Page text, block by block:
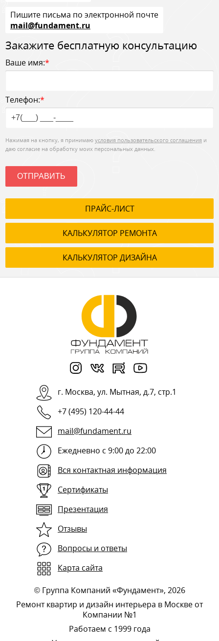
Пишите письма по электронной почте
mail@fundament.ru
Закажите бесплатную консультацию
Ваше имя:*
Телефон:*
Нажимая на кнопку, я принимаю условия пользовательского соглашения и
даю согласие на обработку моих персональных данных.
ОТПРАВИТЬ
ПРАЙС-ЛИСТ
КАЛЬКУЛЯТОР РЕМОНТА
КАЛЬКУЛЯТОР ДИЗАЙНА
г. Москва, ул. Мытная, д.7, стр.1
+7 (495) 120-44-44
mail@fundament.ru
Ежедневно с 9:00 до 22:00
Вся контактная информация
Сертификаты
Презентация
Отзывы
Вопросы и ответы
Карта сайта
© Группа Компаний «Фундамент», 2026
Ремонт квартир и дизайн интерьера в Москве от
Компании №1
Работаем с 1999 года